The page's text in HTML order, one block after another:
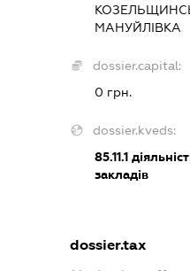
МАНУЙЛІВКА
dossier.capital:
0 грн.
dossier.kveds:
85.11.1
закладів
dossier.tax